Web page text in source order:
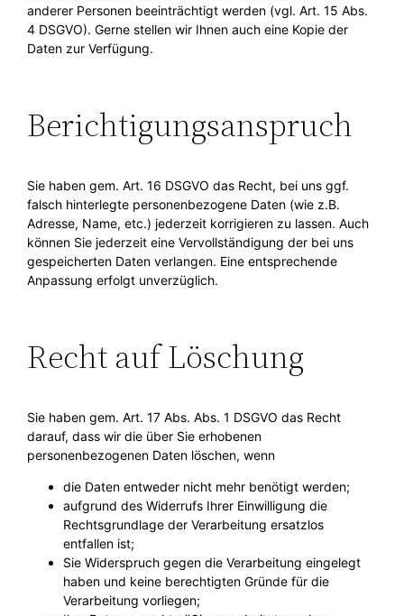
anderer Personen beeinträchtigt werden (vgl. Art. 15 Abs.
4 DSGVO). Gerne stellen wir Ihnen auch eine Kopie der
Daten zur Verfügung.
Berichtigungsanspruch
Sie haben gem. Art. 16 DSGVO das Recht, bei uns ggf.
falsch hinterlegte personenbezogene Daten (wie z.B.
Adresse, Name, etc.) jederzeit korrigieren zu lassen. Auch
können Sie jederzeit eine Vervollständigung der bei uns
gespeicherten Daten verlangen. Eine entsprechende
Anpassung erfolgt unverzüglich.
Recht auf Löschung
Sie haben gem. Art. 17 Abs. Abs. 1 DSGVO das Recht
darauf, dass wir die über Sie erhobenen
personenbezogenen Daten löschen, wenn
die Daten entweder nicht mehr benötigt werden;
aufgrund des Widerrufs Ihrer Einwilligung die
Rechtsgrundlage der Verarbeitung ersatzlos
entfallen ist;
Sie Widerspruch gegen die Verarbeitung eingelegt
haben und keine berechtigten Gründe für die
Verarbeitung vorliegen;